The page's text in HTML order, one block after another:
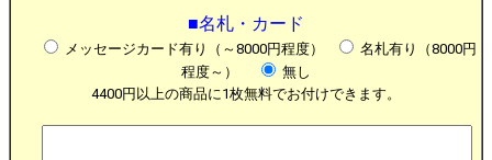
■名札・カード
メッセージカード有り（～8000円程度）
名札有り（8000円
程度～）
無し
4400円以上の商品に1枚無料でお付けできます。